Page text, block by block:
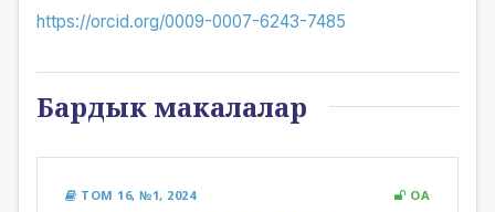
https://orcid.org/0009-0007-6243-7485
Бардык макалалар
ТОМ 16, №1, 2024 OA